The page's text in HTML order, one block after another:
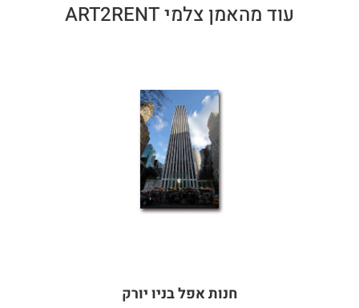
עוד מהאמן צלמי ART2RENT
חנות אפל בניו יורק